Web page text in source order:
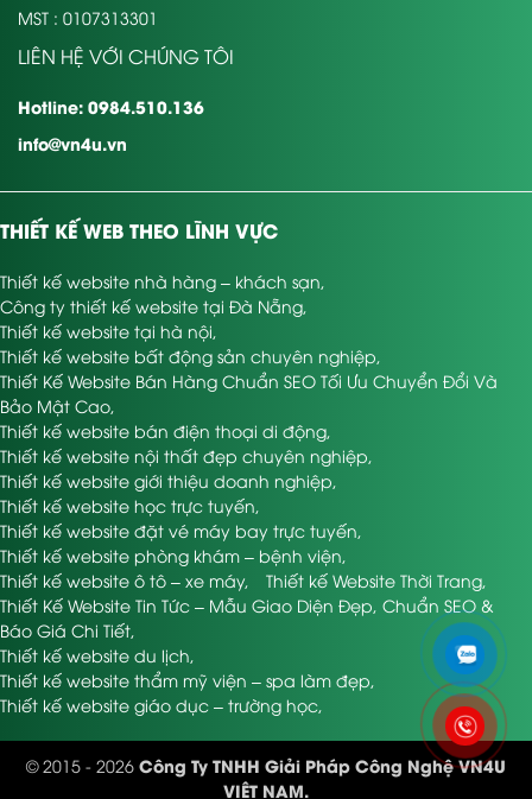
MST : 0107313301
LIÊN HỆ VỚI CHÚNG TÔI
Hotline: 0984.510.136
info@vn4u.vn
THIẾT KẾ WEB THEO LĨNH VỰC
Thiết kế website nhà hàng – khách sạn,
Công ty thiết kế website tại Đà Nẵng,
Thiết kế website tại hà nội,
Thiết kế website bất động sản chuyên nghiệp,
Thiết Kế Website Bán Hàng Chuẩn SEO Tối Ưu Chuyển Đổi Và
Bảo Mật Cao,
Thiết kế website bán điện thoại di động,
Thiết kế website nội thất đẹp chuyên nghiệp,
Thiết kế website giới thiệu doanh nghiệp,
Thiết kế website học trực tuyến,
Thiết kế website đặt vé máy bay trực tuyến,
Thiết kế website phòng khám – bệnh viện,
Thiết kế website ô tô – xe máy, Thiết kế Website Thời Trang,
Thiết Kế Website Tin Tức – Mẫu Giao Diện Đẹp, Chuẩn SEO &
Báo Giá Chi Tiết,
Thiết kế website du lịch,
Thiết kế website thẩm mỹ viện – spa làm đẹp,
Thiết kế website giáo dục – trường học,
© 2015 - 2026 Công Ty TNHH Giải Pháp Công Nghệ VN4U
VIỆT NAM.